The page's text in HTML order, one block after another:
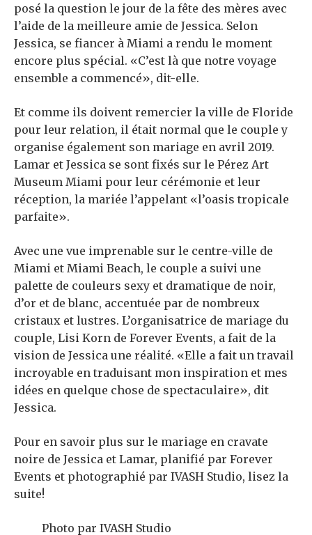
posé la question le jour de la fête des mères avec
l’aide de la meilleure amie de Jessica. Selon
Jessica, se fiancer à Miami a rendu le moment
encore plus spécial. «C’est là que notre voyage
ensemble a commencé», dit-elle.
Et comme ils doivent remercier la ville de Floride
pour leur relation, il était normal que le couple y
organise également son mariage en avril 2019.
Lamar et Jessica se sont fixés sur le Pérez Art
Museum Miami pour leur cérémonie et leur
réception, la mariée l’appelant «l’oasis tropicale
parfaite».
Avec une vue imprenable sur le centre-ville de
Miami et Miami Beach, le couple a suivi une
palette de couleurs sexy et dramatique de noir,
d’or et de blanc, accentuée par de nombreux
cristaux et lustres. L’organisatrice de mariage du
couple, Lisi Korn de Forever Events, a fait de la
vision de Jessica une réalité. «Elle a fait un travail
incroyable en traduisant mon inspiration et mes
idées en quelque chose de spectaculaire», dit
Jessica.
Pour en savoir plus sur le mariage en cravate
noire de Jessica et Lamar, planifié par Forever
Events et photographié par IVASH Studio, lisez la
suite!
Photo par IVASH Studio